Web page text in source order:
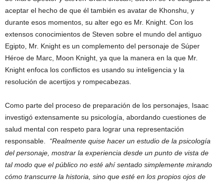
aceptar el hecho de que él también es avatar de Khonshu, y
durante esos momentos, su alter ego es Mr. Knight. Con los
extensos conocimientos de Steven sobre el mundo del antiguo
Egipto, Mr. Knight es un complemento del personaje de Súper
Héroe de Marc, Moon Knight, ya que la manera en la que Mr.
Knight enfoca los conflictos es usando su inteligencia y la
resolución de acertijos y rompecabezas.
Como parte del proceso de preparación de los personajes, Isaac
investigó extensamente su psicología, abordando cuestiones de
salud mental con respeto para lograr una representación
responsable. “Realmente quise hacer un estudio de la psicología
del personaje, mostrar la experiencia desde un punto de vista de
tal modo que el público no esté ahí sentado simplemente mirando
cómo transcurre la historia, sino que esté en los propios ojos de